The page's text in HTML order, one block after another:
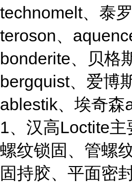
technomelt、泰
teroson、
bonderite、贝格
bergquist、爱博
ablestik、埃奇森
1、汉高Loctite主
螺纹锁固、管螺
固持胶、平面密